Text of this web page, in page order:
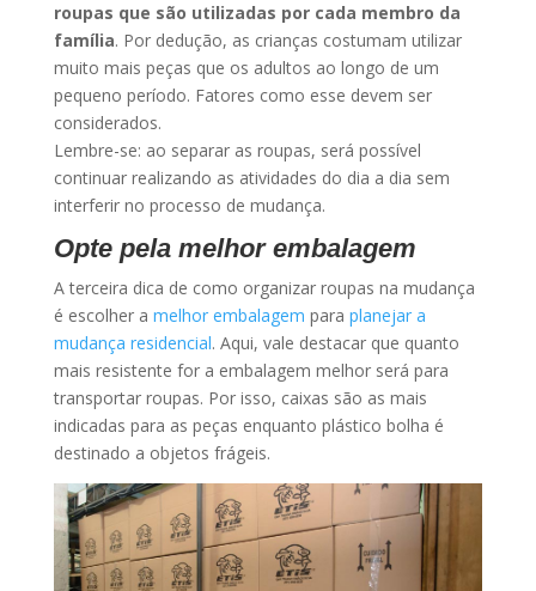
roupas que são utilizadas por cada membro da
família. Por dedução, as crianças costumam utilizar
muito mais peças que os adultos ao longo de um
pequeno período. Fatores como esse devem ser
considerados.
Lembre-se: ao separar as roupas, será possível
continuar realizando as atividades do dia a dia sem
interferir no processo de mudança.
Opte pela melhor embalagem
A terceira dica de como organizar roupas na mudança
é escolher a melhor embalagem para planejar a
mudança residencial. Aqui, vale destacar que quanto
mais resistente for a embalagem melhor será para
transportar roupas. Por isso, caixas são as mais
indicadas para as peças enquanto plástico bolha é
destinado a objetos frágeis.